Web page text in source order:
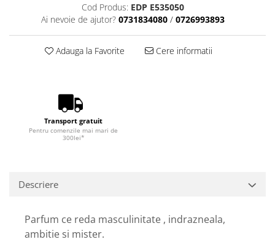
Cod Produs: EDP E535050
Ai nevoie de ajutor? 0731834080 / 0726993893
Adauga la Favorite Cere informatii
Transport gratuit
Pentru comenzile mai mari de
300lei*
Descriere
Parfum ce reda masculinitate , indrazneala,
ambitie si mister.